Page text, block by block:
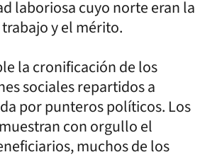
laboriosa cuyo norte eran la
y el mérito.
la cronificación de los
sociales repartidos a
por punteros políticos. Los
con orgullo el
muchos de los